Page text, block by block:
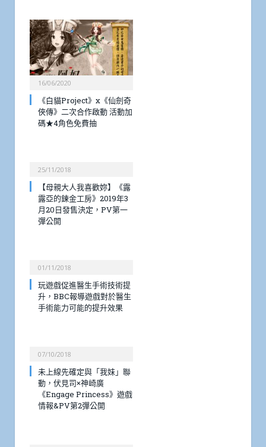
16/06/2020
《白貓Project》x《仙劍奇
俠傳》二次合作啟動 活動加
碼★4角色免費抽
25/11/2018
【母親大人我喜歡妳】《露
露亞的鍊金工房》2019年3
月20日發售決定，PV第一
彈公開
01/11/2018
玩遊戲促進醫生手術技術提
升，BBC報導遊戲對於醫生
手術能力可能的提升效果
07/10/2018
未上線先確定與「我妹」聯
動，伏見司×神崎廣
《Engage Princess》遊戲
情報&PV第2彈公開